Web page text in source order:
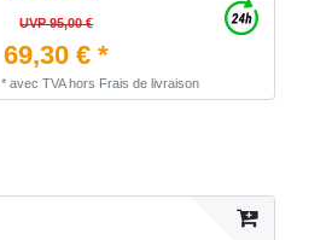
UVP 95,00 €
69,30 € *
* avec TVAhors Frais de livraison